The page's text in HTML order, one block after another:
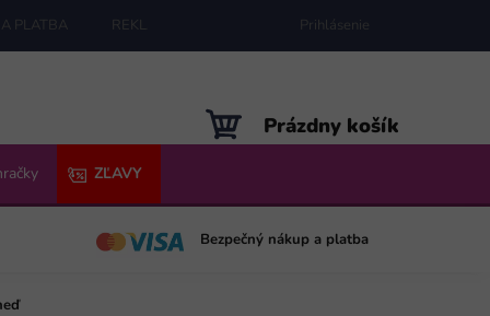
PLATBA REKLAMÁCIE MAPA SERVERU
Prihlásenie
NÁKUPNÝ
KOŠÍK
Prázdny košík
ZĽAVY
Bezpečný nákup a platba